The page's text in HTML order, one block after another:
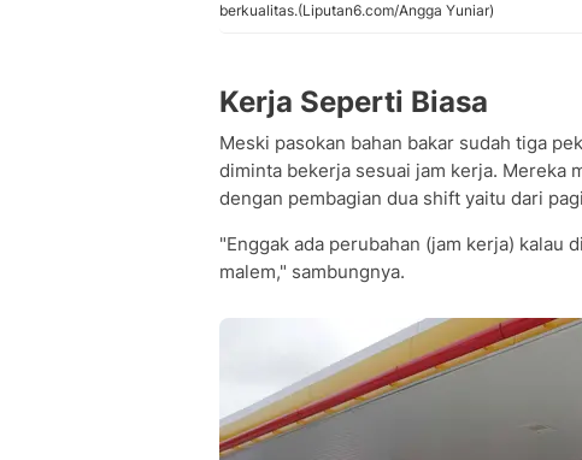
berkualitas.(Liputan6.com/Angga Yuniar)
Kerja Seperti Biasa
Meski pasokan bahan bakar sudah tiga
diminta bekerja sesuai jam kerja. Mereka
dengan pembagian dua shift yaitu dari
"Enggak ada perubahan (jam kerja) kalau
malem," sambungnya.